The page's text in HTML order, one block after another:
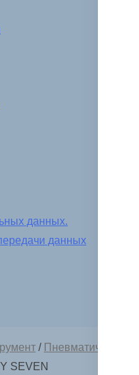
данных.
данных
/ Пневматическая
SEVEN